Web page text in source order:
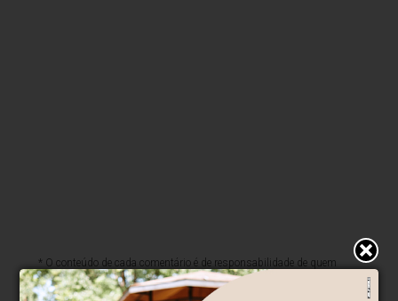
* O conteúdo de cada comentário é de responsabilidade de quem
realizá-lo. Nos reservamos ao direito de reprovar ou eliminar
comentários em desacordo com o propósito do site ou que